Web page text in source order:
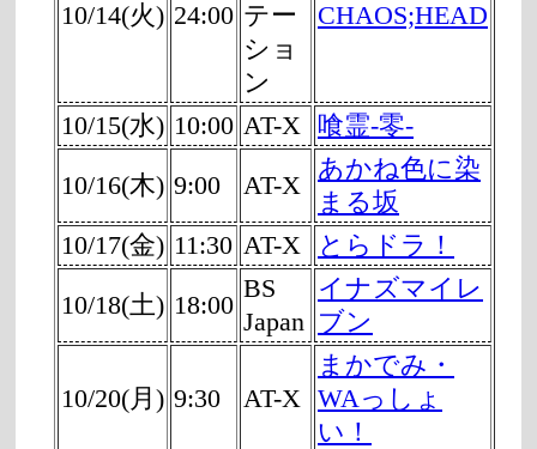
10/14(火) 24:00 テー
ショ
ン
CHAOS;HEAD
10/15(水) 10:00 AT-X
喰霊-零-
10/16(木) 9:00 AT-X
あかね色に染
まる坂
10/17(金) 11:30 AT-X
とらドラ！
10/18(土) 18:00
BS
Japan
イナズマイレ
ブン
10/20(月) 9:30 AT-X
まかでみ・
WAっしょ
い！